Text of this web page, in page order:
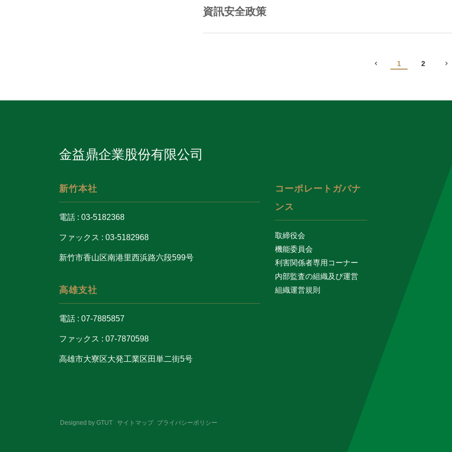
資訊安全政策
1 2
金益鼎企業股份有限公司
新竹本社
電話 : 03-5182368
ファックス : 03-5182968
新竹市香山区南港里西浜路六段599号
高雄支社
電話 : 07-7885857
ファックス : 07-7870598
高雄市大寮区大発工業区田単二街5号
コーポレートガバナ
ンス
取締役会
機能委員会
利害関係者専用コーナー
内部監査の組織及び運営
組織運営規則
Designed by GTUT サイトマップ プライバシーポリシー